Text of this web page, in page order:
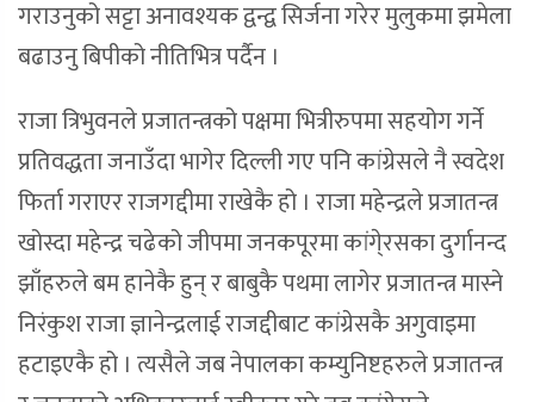
गराउनुको सट्टा अनावश्यक द्वन्द्व सिर्जना गरेर मुलुकमा झमेला
बढाउनु बिपीको नीतिभित्र पर्दैन ।
राजा त्रिभुवनले प्रजातन्त्रको पक्षमा भित्रीरुपमा सहयोग गर्ने
प्रतिवद्धता जनाउँदा भागेर दिल्ली गए पनि कांग्रेसले नै स्वदेश
फिर्ता गराएर राजगद्दीमा राखेकै हो । राजा महेन्द्रले प्रजातन्त्र
खोस्दा महेन्द्र चढेको जीपमा जनकपूरमा कांगे्रसका दुर्गानन्द
झाँहरुले बम हानेकै हुन् र बाबुकै पथमा लागेर प्रजातन्त्र मास्ने
निरंकुश राजा ज्ञानेन्द्रलाई राजद्दीबाट कांग्रेसकै अगुवाइमा
हटाइएकै हो । त्यसैले जब नेपालका कम्युनिष्टहरुले प्रजातन्त्र